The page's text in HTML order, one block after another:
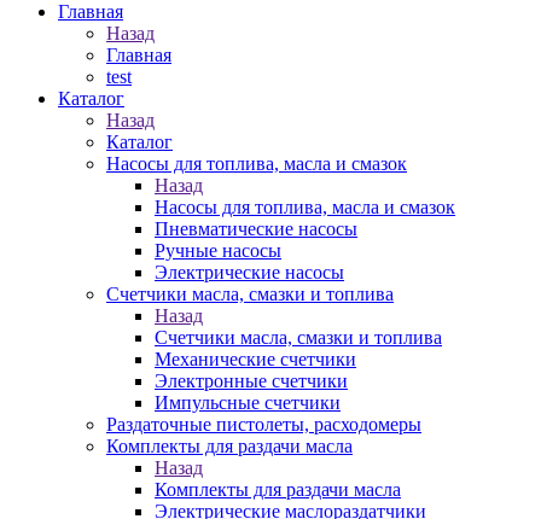
Главная
Назад
Главная
test
Каталог
Назад
Каталог
Насосы для топлива, масла и смазок
Назад
Насосы для топлива, масла и смазок
Пневматические насосы
Ручные насосы
Электрические насосы
Счетчики масла, смазки и топлива
Назад
Счетчики масла, смазки и топлива
Механические счетчики
Электронные счетчики
Импульсные счетчики
Раздаточные пистолеты, расходомеры
Комплекты для раздачи масла
Назад
Комплекты для раздачи масла
Электрические маслораздатчики